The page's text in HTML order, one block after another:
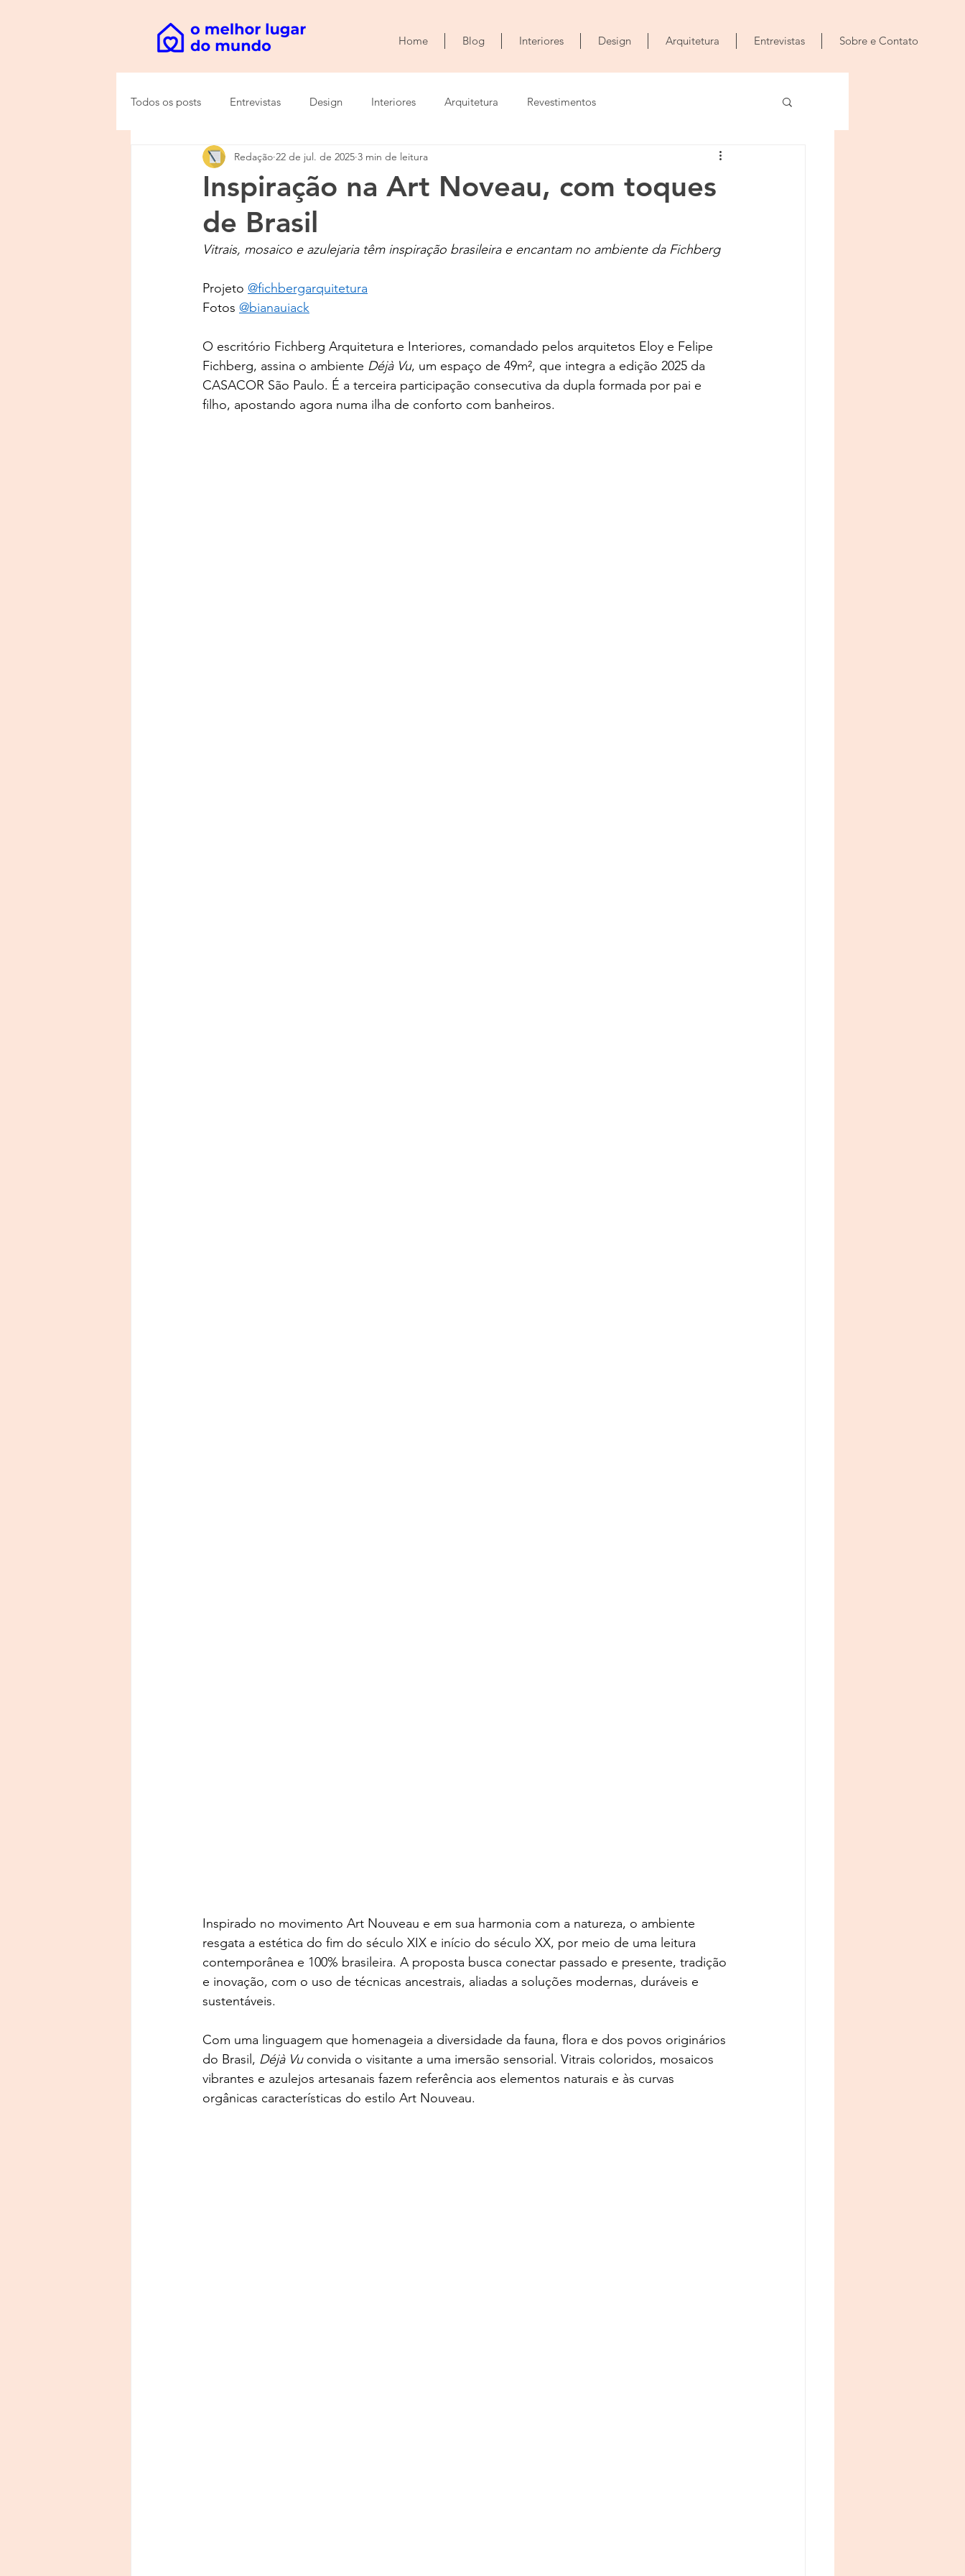
Home Blog Interiores Design Arquitetura Entrevistas Sobre e Contato
Todos os posts Entrevistas Design Interiores Arquitetura Revestimentos
Inspiração na Art Noveau, com toques
de Brasil
Redação 22 de jul. de 2025 3 min de leitura
Vitrais, mosaico e azulejaria têm inspiração brasileira e encantam no ambiente da Fichberg
Projeto @fichbergarquitetura
Fotos @bianauiack
O escritório Fichberg Arquitetura e Interiores, comandado pelos arquitetos Eloy e Felipe
Fichberg, assina o ambiente Déjà Vu, um espaço de 49m², que integra a edição 2025 da
CASACOR São Paulo. É a terceira participação consecutiva da dupla formada por pai e
filho, apostando agora numa ilha de conforto com banheiros.
Inspirado no movimento Art Nouveau e em sua harmonia com a natureza, o ambiente
resgata a estética do fim do século XIX e início do século XX, por meio de uma leitura
contemporânea e 100% brasileira. A proposta busca conectar passado e presente, tradição
e inovação, com o uso de técnicas ancestrais, aliadas a soluções modernas, duráveis e
sustentáveis.
Com uma linguagem que homenageia a diversidade da fauna, flora e dos povos originários
do Brasil, Déjà Vu convida o visitante a uma imersão sensorial. Vitrais coloridos, mosaicos
vibrantes e azulejos artesanais fazem referência aos elementos naturais e às curvas
orgânicas características do estilo Art Nouveau.